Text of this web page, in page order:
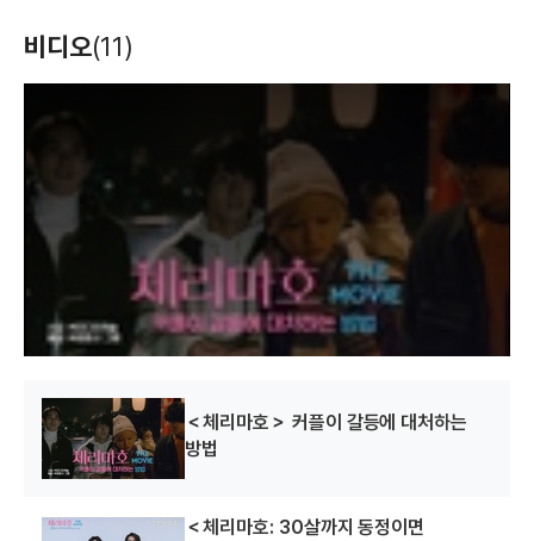
엄청 뜨거운!!
양키사커부
비디오(11)
w
＜체리마호＞ 커플이 갈등에 대처하는
방법
＜체리마호: 30살까지 동정이면